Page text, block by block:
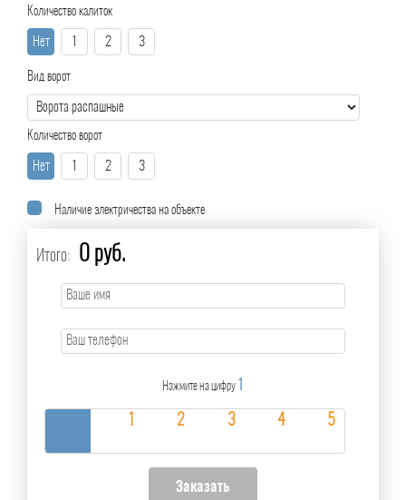
Количество калиток
Нет 2 3
Вид ворот
Количество ворот
Нет 2 3
Наличие электричества на объекте
Итого: 0 руб.
Нажмите на цифру 1